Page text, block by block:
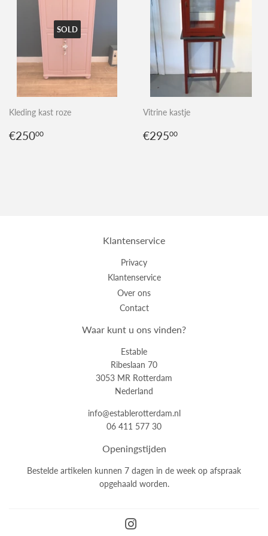
SOLD
Kleding kast roze
Normale
€25000
Vitrine kastje
Normale
€29500
Klantenservice
Privacy
Klantenservice
Over ons
Contact
Waar kunt u ons vinden?
Estable
Ribeslaan 70
3053 MR Rotterdam
Nederland
info@establerotterdam.nl
06 411 577 30
Openingstijden
Bestelde artikelen kunnen 7 dagen in de week op afspraak
opgehaald worden.